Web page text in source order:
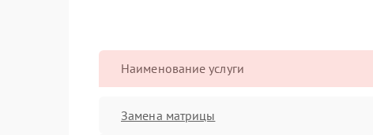
Наименование услуги
Замена матрицы